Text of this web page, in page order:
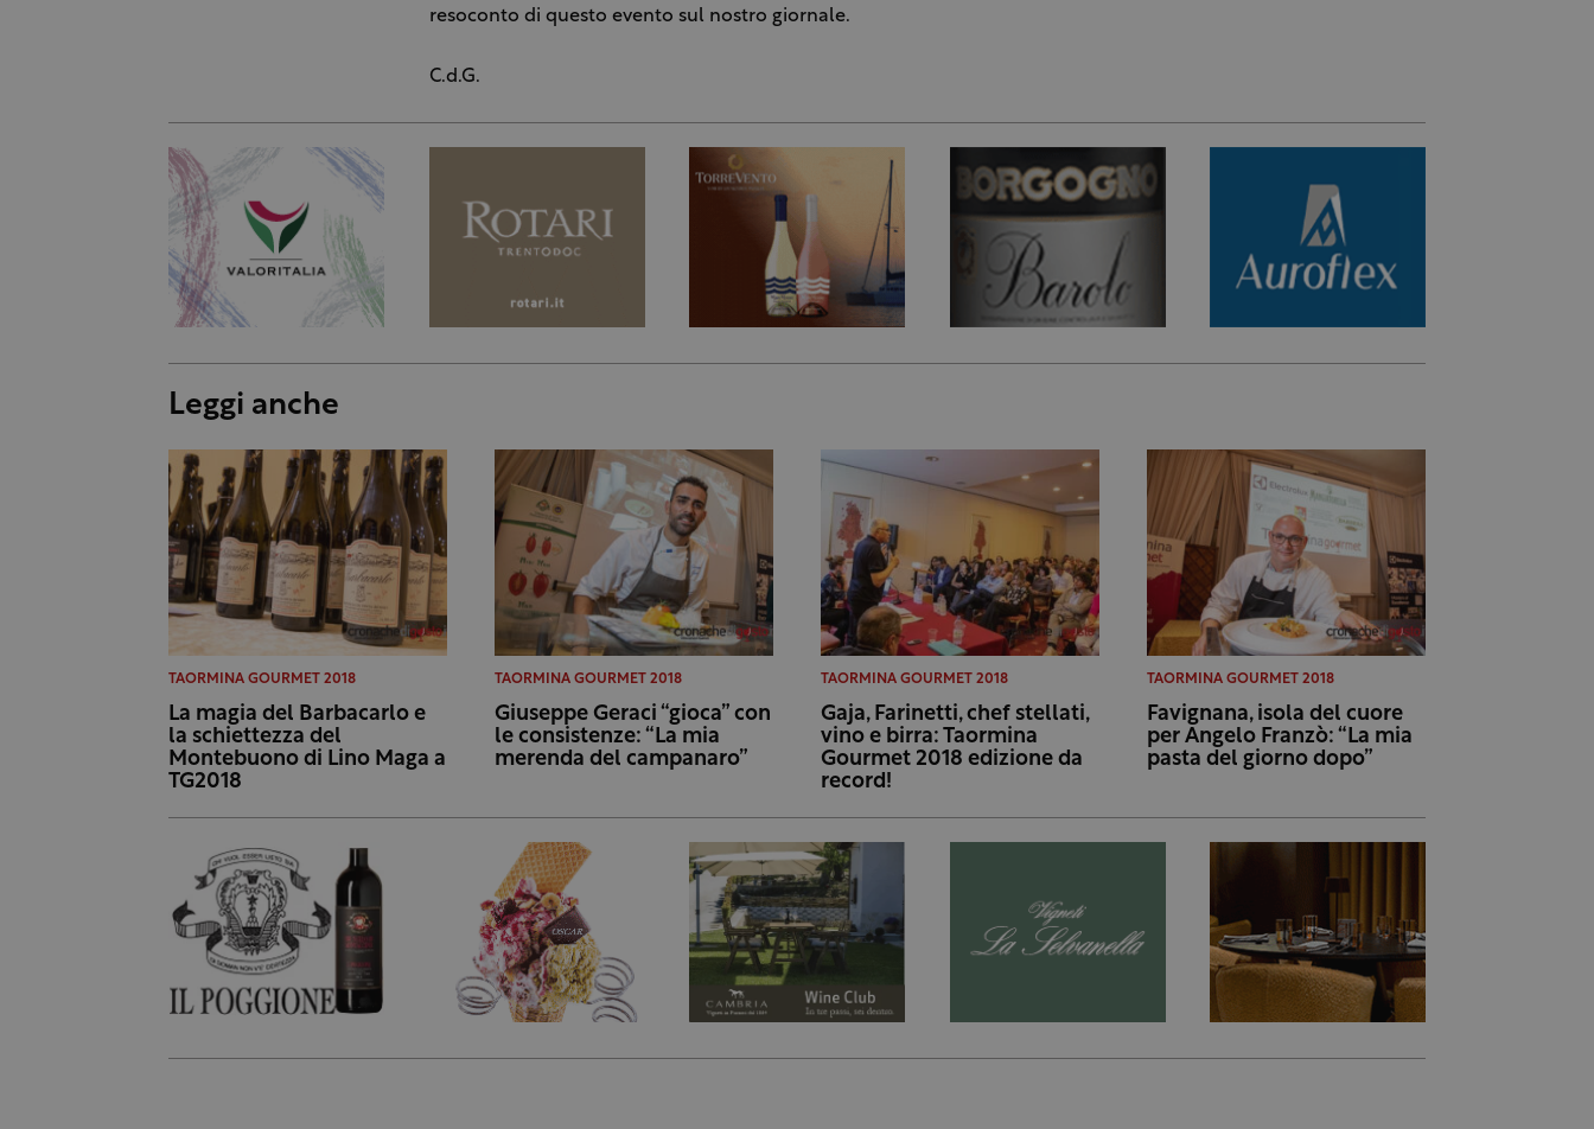
resoconto di questo evento sul nostro giornale.
C.d.G.
Leggi anche
TAORMINA GOURMET 2018
La magia del Barbacarlo e
la schiettezza del
Montebuono di Lino Maga a
TG2018
TAORMINA GOURMET 2018
Giuseppe Geraci “gioca” con
le consistenze: “La mia
merenda del campanaro”
TAORMINA GOURMET 2018
Gaja, Farinetti, chef stellati,
vino e birra: Taormina
Gourmet 2018 edizione da
record!
TAORMINA GOURMET 2018
Favignana, isola del cuore
per Angelo Franzò: “La mia
pasta del giorno dopo”